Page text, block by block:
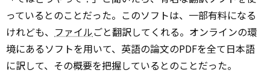
っているとのことだった。このソフトは、一部有料になる
けれども、 ファイルごと翻訳してくれる。オンラインの環
境にあるソフトを用いて、英語の論文のPDFを全て日本語
に訳して、その概要を把握しているとのことだった。